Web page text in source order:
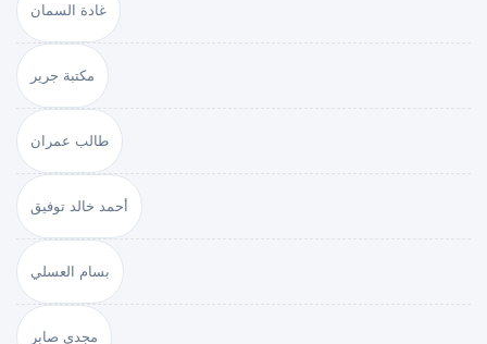
غادة السمان
مكتبة جرير
طالب عمران
أحمد خالد توفيق
بسام العسلي
مجدي صابر